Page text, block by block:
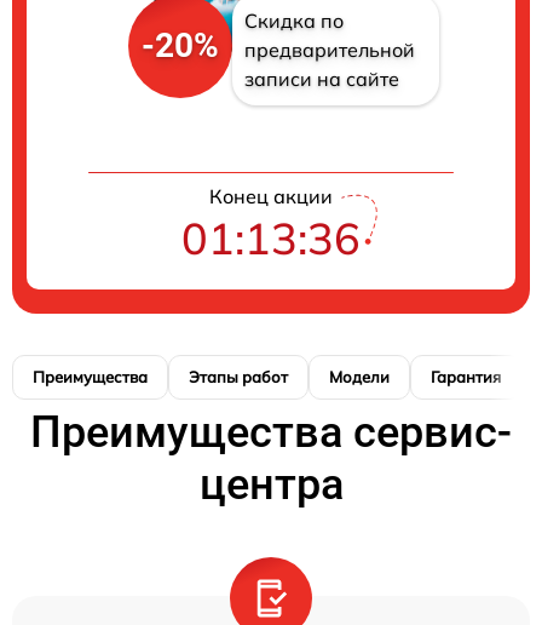
-20%
Скидка по
предварительной
записи на сайте
Конец акции
01:13:35
Преимущества Этапы работ Модели Гарантия
Преимущества сервис-
центра